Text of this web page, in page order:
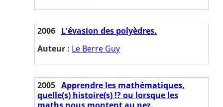
2006 L'évasion des polyèdres.
Auteur : Le Berre Guy
2005 Apprendre les mathématiques,
quelle(s) histoire(s) !? ou lorsque les